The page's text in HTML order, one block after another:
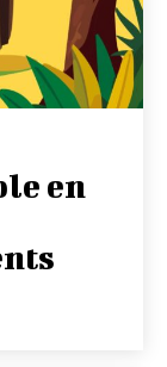
en